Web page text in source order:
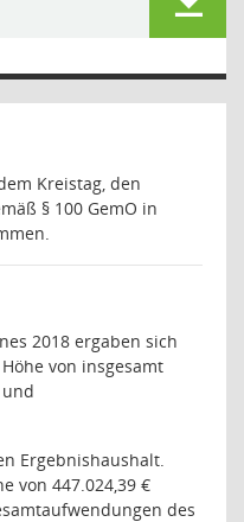
Kreistag, den
§ 100 GemO in
2018 ergaben sich
von insgesamt
Ergebnishaushalt.
von 447.024,39 €
des